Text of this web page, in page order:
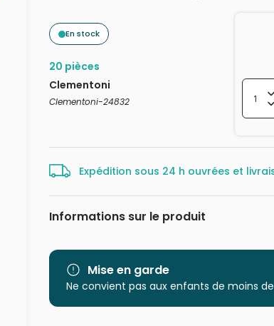
En stock
20 pièces
Clementoni
Clementoni-24832
Expédition sous 24 h ouvrées et
Informations sur le produit
Catégorie
Age
à
Mise en garde
Ne convient pas aux enfants de moins